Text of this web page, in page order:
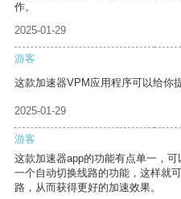
作。
2025-01-29
游客
这款加速器VPM应用程序可以给你
2025-01-29
游客
这款加速器app的功能有点单一，
一个自动切换线路的功能，这样就
路，从而获得更好的加速效果。